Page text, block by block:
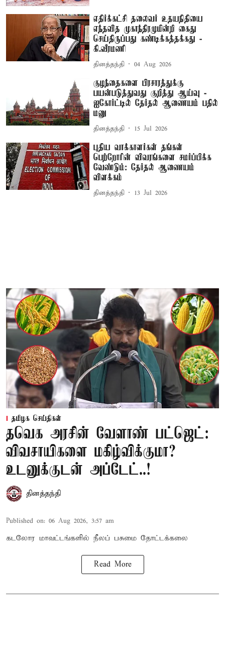
எதிர்க்கட்சி தலைவர் உதயநிதியை
எந்தவித முகாந்திரமுமின்றி கைது
செய்திருப்பது கண்டிக்கத்தக்கது -
கி.வீரமணி
தினத்தந்தி 04 Aug 2026
குழந்தைகளை பிரசாரத்துக்கு
பயன்படுத்துவது குறித்து ஆய்வு -
ஐகோர்ட்டில் தேர்தல் ஆணையம் பதில்
மனு
தினத்தந்தி 15 Jul 2026
புதிய வாக்காளர்கள் தங்கள்
பெற்றோரின் விவரங்களை சமர்ப்பிக்க
வேண்டும்: தேர்தல் ஆணையம்
விளக்கம்
தினத்தந்தி 13 Jul 2026
தமிழக செய்திகள்
தவெக அரசின் வேளாண் பட்ஜெட்:
விவசாயிகளை மகிழ்விக்குமா?
உடனுக்குடன் அப்டேட்..!
தினத்தந்தி
Published on: 06 Aug 2026, 3:57 am
கடலோர மாவட்டங்களில் நீலப் பசுமை தோட்டக்கலை
Read More